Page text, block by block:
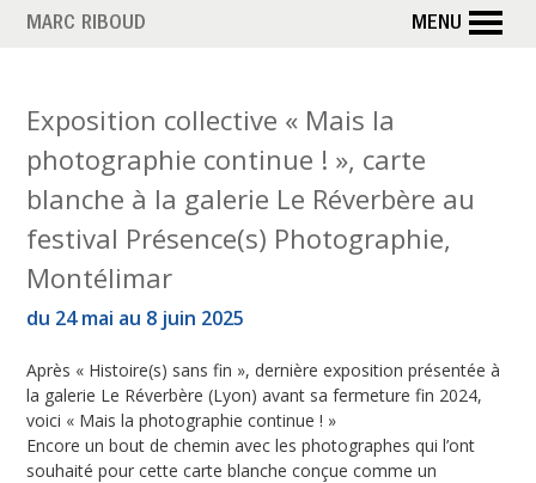
AllerMARC RIBOUD MENU
Exposition collective « Mais la
photographie continue ! », carte
blanche à la galerie Le Réverbère au
festival Présence(s) Photographie,
Montélimar
du 24 mai au 8 juin 2025
Après « Histoire(s) sans fin », dernière exposition présentée à
la galerie Le Réverbère (Lyon) avant sa fermeture fin 2024,
voici « Mais la photographie continue ! »
Encore un bout de chemin avec les photographes qui l’ont
souhaité pour cette carte blanche conçue comme un